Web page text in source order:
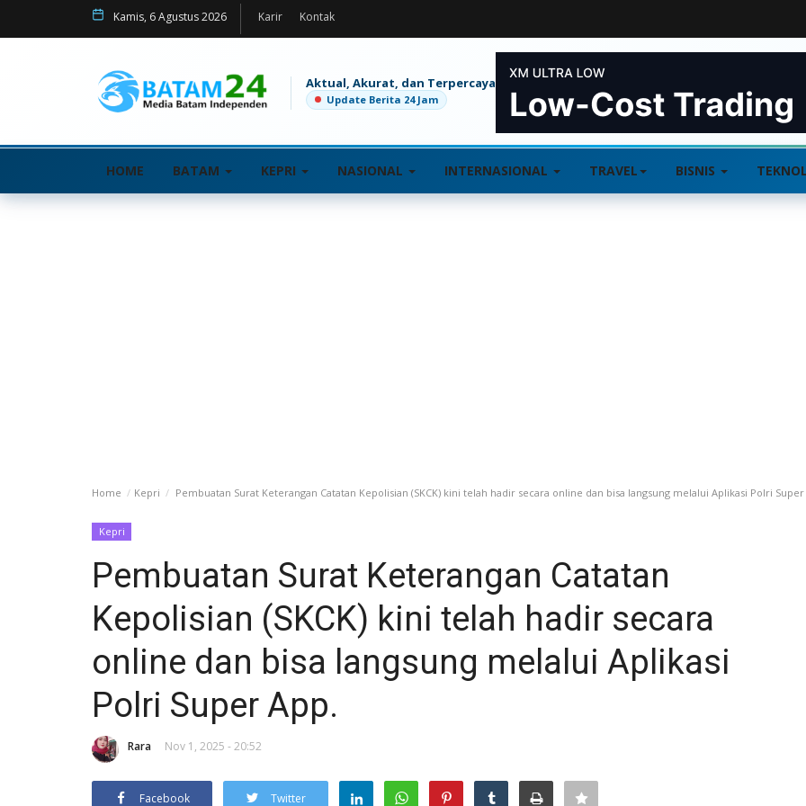
Kamis, 6 Agustus 2026 Karir Kontak
Aktual, Akurat, dan Terpercaya
Update Berita 24 Jam
HOME BATAM KEPRI NASIONAL INTERNASIONAL TRAVEL BISNIS
Home Kepri Pembuatan Surat Keterangan Catatan Kepolisian (SKCK) kini telah hadir secara online dan bisa langsung melalui Aplikasi Polri
Kepri
Pembuatan Surat Keterangan Catatan
Kepolisian (SKCK) kini telah hadir secara
online dan bisa langsung melalui Aplikasi
Polri Super App.
Rara Nov 1, 2025 - 20:52
Facebook Twitter